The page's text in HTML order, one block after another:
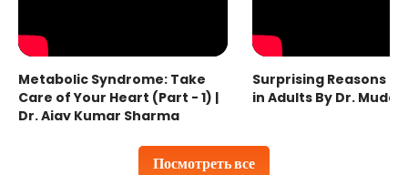
Посмотреть все
Metabolic Syndrome: Take
Care of Your Heart (Part - 1) |
Dr. Ajay Kumar Sharma
Surprising Reasons
in Adults By Dr.